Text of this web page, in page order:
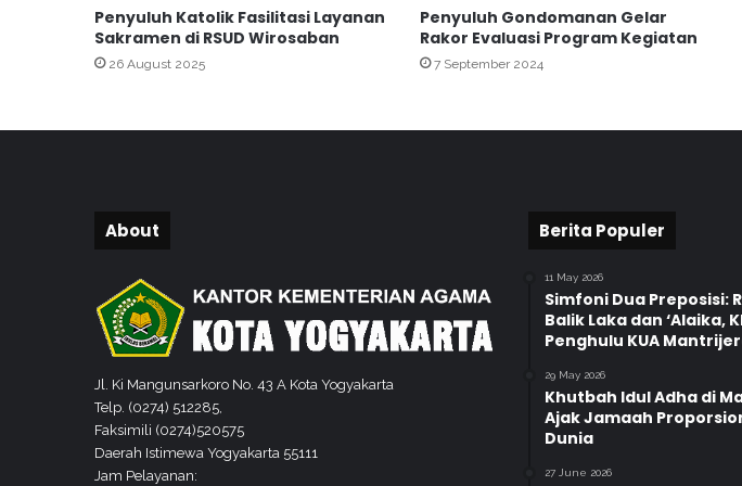
t
P
r
r
a
n
K
e
l
u
1
Y
o
a
Penyuluh Katolik Fasilitasi Layanan
Sakramen di RSUD Wirosaban
26 August 2025
Penyuluh Gondomanan Gelar
Rakor Evaluasi Program Kegiatan
7 September 2024
About
Jl. Ki Mangunsarkoro No. 43 A Kota Yogyakarta
Telp. (0274) 512285,
Faksimili (0274)520575
Daerah Istimewa Yogyakarta 55111
Jam Pelayanan:
Berita Populer
11 May 2026
Simfoni Dua Preposisi:
Balik Laka dan ‘Alaika,
Penghulu KUA
29 May 2026
Khutbah Idul Adha di
Ajak Jamaah
Dunia
27 June 2026